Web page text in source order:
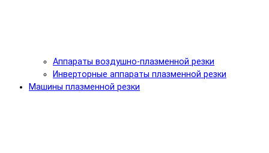
Аппараты воздушно-плазменной резки
Инверторные аппараты плазменной резки
Машины плазменной резки